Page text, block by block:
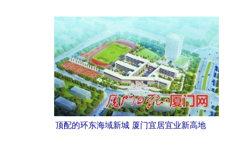
顶配的环东海域新城 厦门宜居宜业新高地